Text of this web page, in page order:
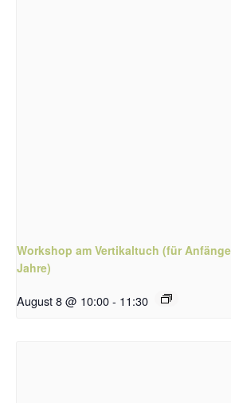
Workshop am Vertikaltuch (für
Jahre)
August 8 @ 10:00- 11:30